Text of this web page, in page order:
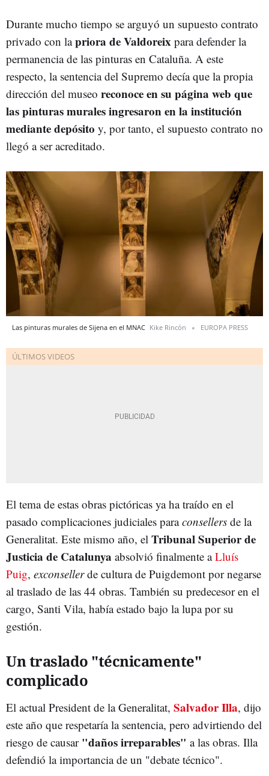
Durante mucho tiempo se arguyó un supuesto contrato
privado con lapriora de Valdoreix para defender la
permanencia de las pinturas en Cataluña. A este
respecto, la sentencia del Supremo decía que la propia
dirección del museo reconoce en su página web que
las pinturas murales ingresaron en la institución
mediante depósito y, por tanto, el supuesto contrato no
llegó a ser acreditado.
Las pinturas murales de Sijena en el MNAC Kike Rincón EUROPA PRESS
El tema de estas obras pictóricas ya ha traído en el
pasado complicaciones judiciales paraconsellers de la
Generalitat. Este mismo año, el Tribunal Superior de
Justicia de Catalunya absolvió finalmente aLluís
Puig, exconsellerde cultura de Puigdemont por negarse
al traslado de las 44 obras. También su predecesor en el
cargo, Santi Vila, había estado bajo la lupa por su
gestión.
Un traslado "técnicamente"
complicado
El actual President de la Generalitat, Salvador Illa, dijo
este año que respetaría la sentencia, pero advirtiendo del
riesgo de causar "daños irreparables" a las obras. Illa
defendió la importancia de un "debate técnico".